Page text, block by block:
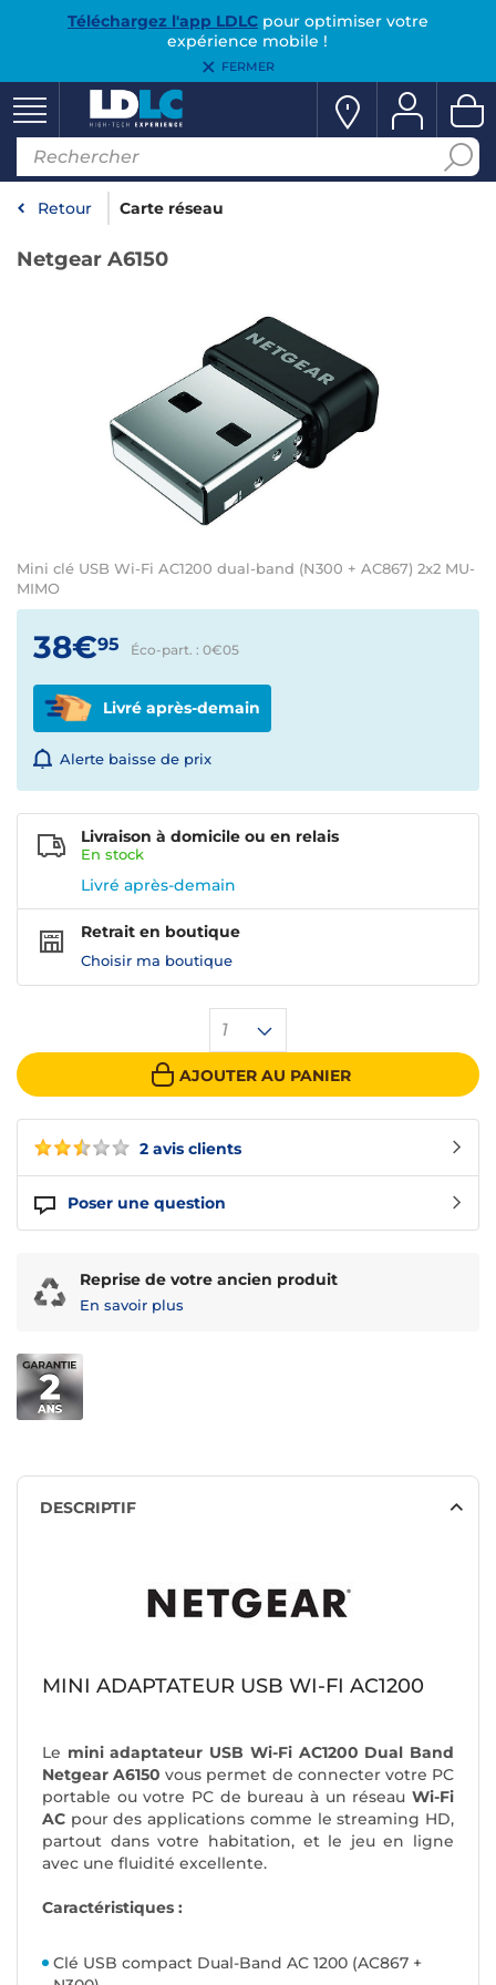
Téléchargez l'app LDLCpour optimiser votre
expérience mobile !
FERMER
Retour Carte réseau
Netgear A6150
Mini clé USB Wi-Fi AC1200 dual-band (N300 + AC867) 2x2 MU-
MIMO
2 avis clients
Poser une question
38€95 Éco-part. : 0€05
Livré après-demain
Alerte baisse de prix
1
AJOUTER AU PANIER
Livraison à domicile ou en relais
En stock
Livré après-demain
Retrait en boutique
Choisir ma boutique
Reprise de votre ancien produit
En savoir plus
DESCRIPTIF
MINI ADAPTATEUR USB WI-FI AC1200
Le mini adaptateur USB Wi-Fi AC1200 Dual Band
Netgear A6150 vous permet de connecter votre PC
portable ou votre PC de bureau à un réseau Wi-Fi
AC pour des applications comme le streaming HD,
partout dans votre habitation, et le jeu en ligne
avec une fluidité excellente.
Caractéristiques :
Clé USB compact Dual-Band AC 1200 (AC867 +